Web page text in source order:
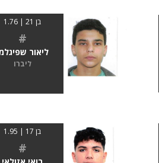
בן 21 | 1.76
#
ליאור
ליברו
בן 17 | 1.95
#